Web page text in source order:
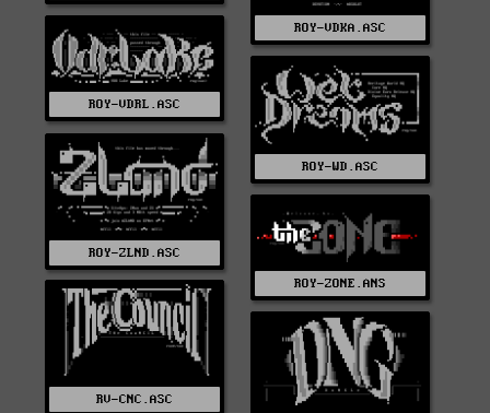
ROY-VDKA.ASC
ROY-VDRL.ASC
ROY-WD.ASC
ROY-ZLND.ASC
ROY-ZONE.ANS
RV-CNC.ASC